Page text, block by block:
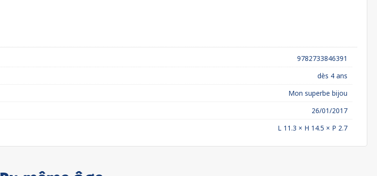
9782733846391
dès 4 ans
Mon superbe bijou
26/01/2017
L 11.3 × H 14.5 × P 2.7